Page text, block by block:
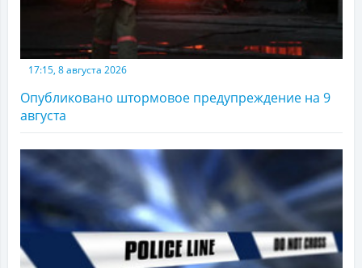
17:15, 8 августа 2026
Опубликовано штормовое предупреждение на 9
августа